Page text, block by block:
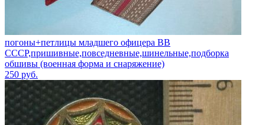
погоны+петлицы младшего офицера ВВ
СССР,пришивные,повседневные,шинельные,подборка
обшивы (военная форма и снаряжение)
250 руб.